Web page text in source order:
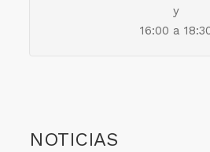
y
16:00 a
NOTICIAS